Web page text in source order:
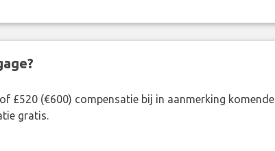
£520 (€600) compensatie bij in aanmerking komende
gratis.